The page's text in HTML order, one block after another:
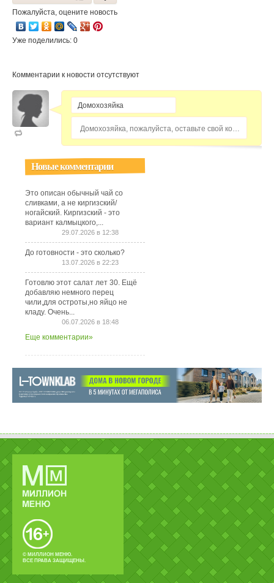
Пожалуйста, оцените новость
Уже поделились: 0
Комментарии к новости отсутствуют
Домохозяйка, пожалуйста, оставьте свой комментарий...
Новые комментарии
Это описан обычный чай со
сливками, а не киргизский/
ногайский. Киргизский - это
вариант калмыцкого,...
29.07.2026 в 12:38
До готовности - это сколько?
13.07.2026 в 22:23
Готовлю этот салат лет 30. Ещё
добавляю немного перец
чили,для остроты,но яйцо не
кладу. Очень...
06.07.2026 в 18:48
Еще комментарии»
© МИЛЛИОН МЕНЮ.
ВСЕ ПРАВА ЗАЩИЩЕНЫ.